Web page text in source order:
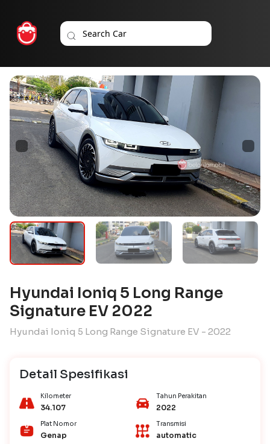
Hyundai Ioniq 5 Long Range
Signature EV 2022
Hyundai Ioniq 5 Long Range Signature EV - 2022
Detail Spesifikasi
Kilometer
34.107
Tahun Perakitan
2022
Plat Nomor
Genap
Transmisi
automatic